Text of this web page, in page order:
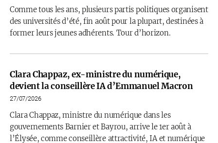
Comme tous les ans, plusieurs partis politiques organisent
des universités d’été, fin août pour la plupart, destinées à
former leurs jeunes adhérents. Tour d’horizon.
Clara Chappaz, ex-ministre du numérique,
devient la conseillère IA d’Emmanuel Macron
27/07/2026
Clara Chappaz, ministre du numérique dans les
gouvernements Barnier et Bayrou, arrive le 1er août à
l’Élysée, comme conseillère attractivité, IA et numérique